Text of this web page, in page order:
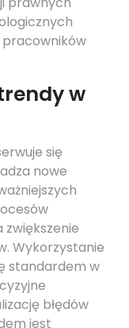
pracowników
w
się
nowe
Wykorzystanie
standardem w
błędów
jest